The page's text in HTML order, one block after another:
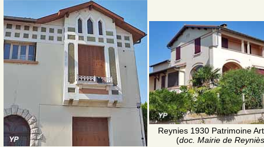
Reynies 1930 Patrimoine
(doc. Mairie de Reyniès